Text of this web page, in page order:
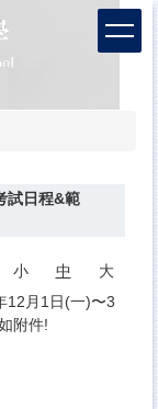
試日程&範
小 中
大
12月1日(一)〜3
附件!